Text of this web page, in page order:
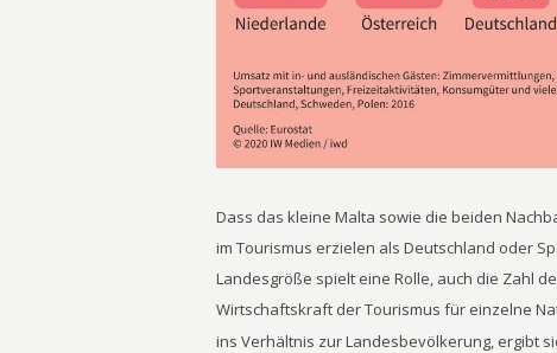
Dass das kleine Malta sowie die beiden
im Tourismus erzielen als Deutschland oder
Landesgröße spielt eine Rolle, auch die Zahl
Wirtschaftskraft der Tourismus für einzelne
ins Verhältnis zur Landesbevölkerung, ergibt